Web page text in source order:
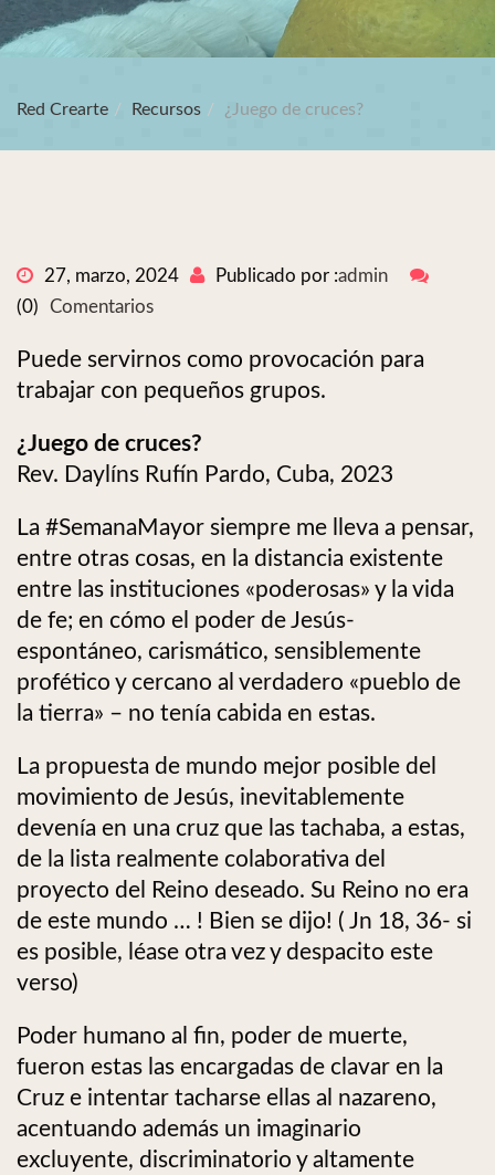
Red Crearte Recursos ¿Juego de cruces?
27, marzo, 2024 Publicado por :admin
(0)
Comentarios
Puede servirnos como provocación para
trabajar con pequeños grupos.
¿Juego de cruces?
Rev. Daylíns Rufín Pardo, Cuba, 2023
La #SemanaMayor siempre me lleva a pensar,
entre otras cosas, en la distancia existente
entre las instituciones «poderosas» y la vida
de fe; en cómo el poder de Jesús-
espontáneo, carismático, sensiblemente
profético y cercano al verdadero «pueblo de
la tierra» – no tenía cabida en estas.
La propuesta de mundo mejor posible del
movimiento de Jesús, inevitablemente
devenía en una cruz que las tachaba, a estas,
de la lista realmente colaborativa del
proyecto del Reino deseado. Su Reino no era
de este mundo … ! Bien se dijo! ( Jn 18, 36- si
es posible, léase otra vez y despacito este
verso)
Poder humano al fin, poder de muerte,
fueron estas las encargadas de clavar en la
Cruz e intentar tacharse ellas al nazareno,
acentuando además un imaginario
excluyente, discriminatorio y altamente